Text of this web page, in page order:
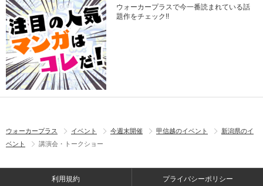
ウォーカープラスで今一番読まれている話
題作をチェック!!
ウォーカープラス イベント 今週末開催 甲信越のイベント
新潟県のイ
ベント
講演会・トークショー
利用規約 プライバシーポリシー